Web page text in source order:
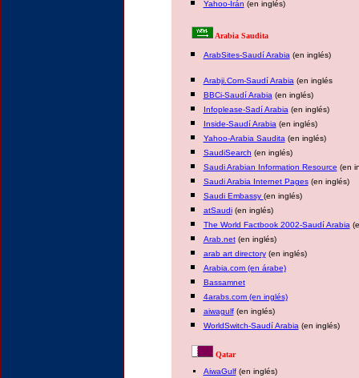
Yahoo-Irán (en inglés)
Arabia Saudita
ArabSites-Saudí Arabia (en inglés)
Arabji.Com-Saudí Arabia (en inglés
BBCi-Saudí Arabia (en inglés)
Infoplease-Sadí Arabia (en inglés)
Inside-Saudí Arabia (en inglés)
Yahoo-Arabia Saudita (en inglés)
SaudiSearch (en inglés)
Saudi Arabian Information Resource (en
Saudi Arabia Internet Pages(en inglés)
Saudi Embassy (en inglés)
atSaudi(en inglés)
The World Factbook 2002-Saudí Arabia
Arab.net(en inglés)
arab art directory(en inglés)
Arabia.com(en árabe)
Bassamnet
4arabs.com(en inglés)
aiwagulf(en inglés)
WorldSwitch-Saudí Arabia (en inglés)
Qatar
AiwaGulf(en inglés)